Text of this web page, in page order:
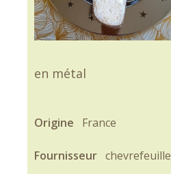
en métal
Origine France
Fournisseur chevrefeuille